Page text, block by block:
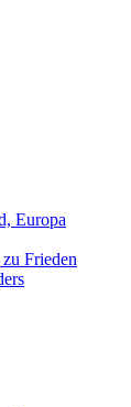
Europa
Frieden